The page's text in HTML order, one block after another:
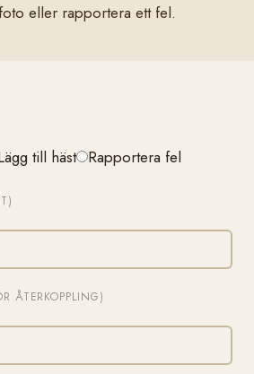
eller rapportera ett fel.
till häst Rapportera fel
ÅTERKOPPLING)